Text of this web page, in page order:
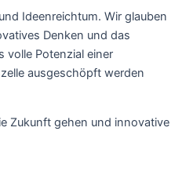
Ideenreichtum. Wir glauben
Denken und das
volle Potenzial einer
ausgeschöpft werden
Zukunft gehen und innovative